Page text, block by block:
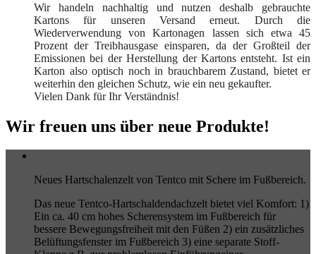
Wir handeln nachhaltig und nutzen deshalb gebrauchte
Kartons für unseren Versand erneut. Durch die
Wiederverwendung von Kartonagen lassen sich etwa 45
Prozent der Treibhausgase einsparen, da der Großteil der
Emissionen bei der Herstellung der Kartons entsteht. Ist ein
Karton also optisch noch in brauchbarem Zustand, bietet er
weiterhin den gleichen Schutz, wie ein neu gekaufter.
Vielen Dank für Ihr Verständnis!
Wir freuen uns über neue Produkte!
Neues Hartschalenzelt von Tentco mit Schere im Fußbereich.
Das neue Tentco-Hartschaldendachzelt bietet viel Komfort: 1)
Ein ca. 40 cm hohes Scherensystem im Fußbereich für
bessere Bewegungsfreiheit mit den Füßen 2) ein zusätzliches
Belüftungsfenster im Fußbereich 3) eine separate Stoff-